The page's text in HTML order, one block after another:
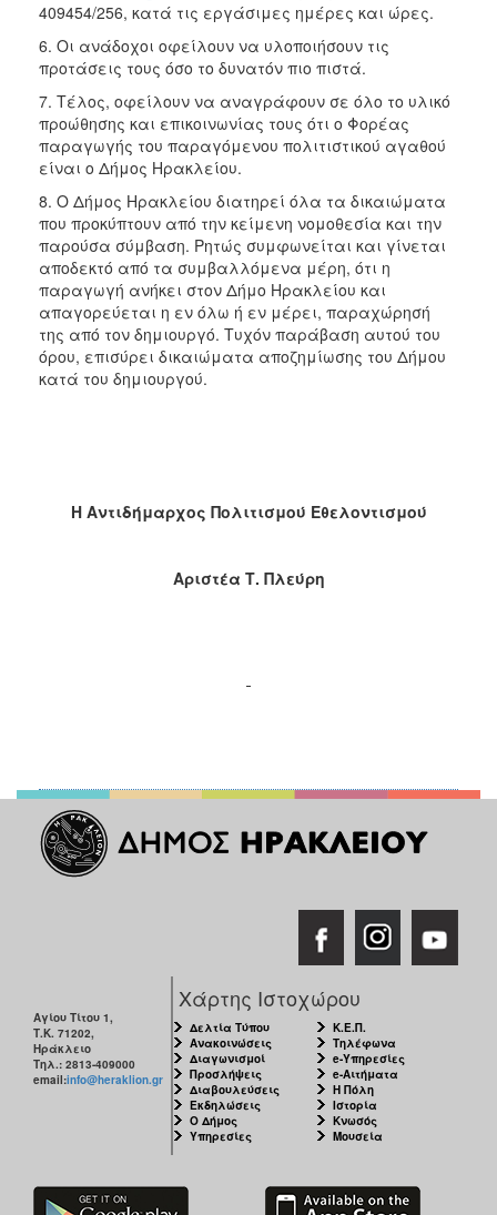
409454/256, κατά τις εργάσιμες ημέρες και ώρες.
6. Οι ανάδοχοι οφείλουν να υλοποιήσουν τις
προτάσεις τους όσο το δυνατόν πιο πιστά.
7. Τέλος, οφείλουν να αναγράφουν σε όλο το υλικό
προώθησης και επικοινωνίας τους ότι ο Φορέας
παραγωγής του παραγόμενου πολιτιστικού αγαθού
είναι ο Δήμος Ηρακλείου.
8. Ο Δήμος Ηρακλείου διατηρεί όλα τα δικαιώματα
που προκύπτουν από την κείμενη νομοθεσία και την
παρούσα σύμβαση. Ρητώς συμφωνείται και γίνεται
αποδεκτό από τα συμβαλλόμενα μέρη, ότι η
παραγωγή ανήκει στον Δήμο Ηρακλείου και
απαγορεύεται η εν όλω ή εν μέρει, παραχώρησή
της από τον δημιουργό. Τυχόν παράβαση αυτού του
όρου, επισύρει δικαιώματα αποζημίωσης του Δήμου
κατά του δημιουργού.
Η Αντιδήμαρχος Πολιτισμού Εθελοντισμού
Αριστέα Τ. Πλεύρη
Αγίου Τίτου 1,
Τ.Κ. 71202,
Ηράκλειο
Τηλ.: 2813-409000
email:info@heraklion.gr
Χάρτης Ιστοχώρου
Δελτία Τύπου
Ανακοινώσεις
Διαγωνισμοί
Προσλήψεις
Διαβουλεύσεις
Εκδηλώσεις
Ο Δήμος
Υπηρεσίες
Κ.Ε.Π.
Τηλέφωνα
e-Υπηρεσίες
e-Αιτήματα
Η Πόλη
Ιστορία
Κνωσός
Μουσεία